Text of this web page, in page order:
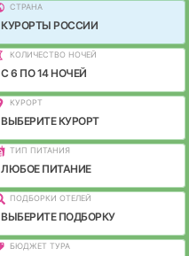
СТРАНА
КУРОРТЫ РОССИИ
КОЛИЧЕСТВО НОЧЕЙ
C 6 ПО 14 НОЧЕЙ
КУРОРТ
ВЫБЕРИТЕ КУРОРТ
ТИП ПИТАНИЯ
ЛЮБОЕ ПИТАНИЕ
ПОДБОРКИ ОТЕЛЕЙ
ВЫБЕРИТЕ ПОДБОРКУ
БЮДЖЕТ ТУРА